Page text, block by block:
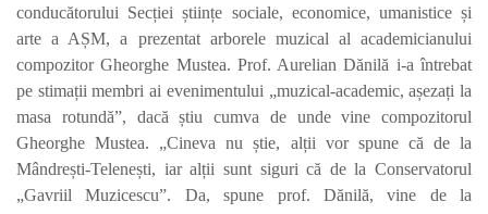
conducătorului Secției științe sociale, economice, umanistice și
arte a AȘM, a prezentat arborele muzical al academicianului
compozitor Gheorghe Mustea. Prof. Aurelian Dănilă i-a întrebat
pe stimații membri ai evenimentului „muzical-academic, așezați la
masa rotundă”, dacă știu cumva de unde vine compozitorul
Gheorghe Mustea. „Cineva nu știe, alții vor spune că de la
Mândrești-Telenești, iar alții sunt siguri că de la Conservatorul
„Gavriil Muzicescu”. Da, spune prof. Dănilă, vine de la